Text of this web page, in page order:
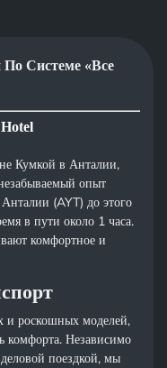
Системе «все
Кумкой в Анталии,
опыт
(AYT) до этого
в пути около 1 часа.
комфортное и
и роскошных моделей,
комфорта. Независимо
деловой поездкой, мы